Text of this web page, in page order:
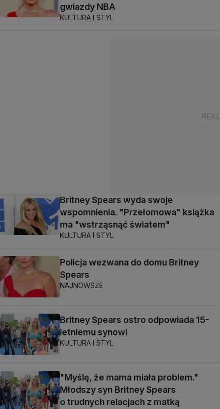
gwiazdy NBA
KULTURA I STYL
Britney Spears wyda swoje
wspomnienia. "Przełomowa" książka
ma "wstrząsnąć światem"
KULTURA I STYL
Policja wezwana do domu Britney
Spears
NAJNOWSZE
Britney Spears ostro odpowiada 15-
letniemu synowi
KULTURA I STYL
"Myślę, że mama miała problem."
Młodszy syn Britney Spears
o trudnych relacjach z matką